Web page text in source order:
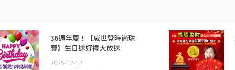
36週年慶！【威世登時尚珠
寶】生日送好禮大放送
2025-12-12